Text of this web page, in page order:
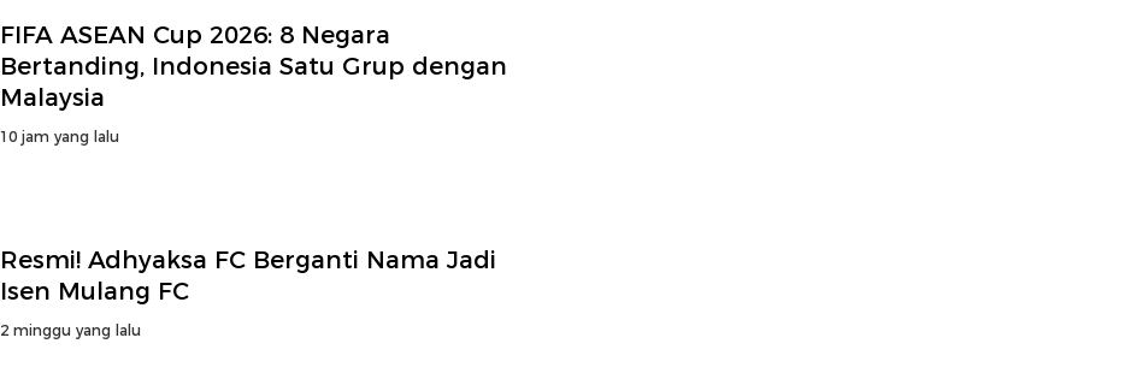
FIFA ASEAN Cup 2026: 8 Negara
Bertanding, Indonesia Satu Grup dengan
Malaysia
10 jam yang lalu
Resmi! Adhyaksa FC Berganti Nama Jadi
Isen Mulang FC
2 minggu yang lalu